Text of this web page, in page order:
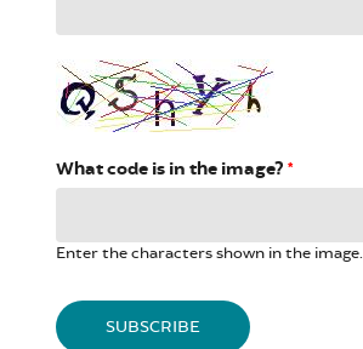
What code is in the image? *
Enter the characters shown in the image.